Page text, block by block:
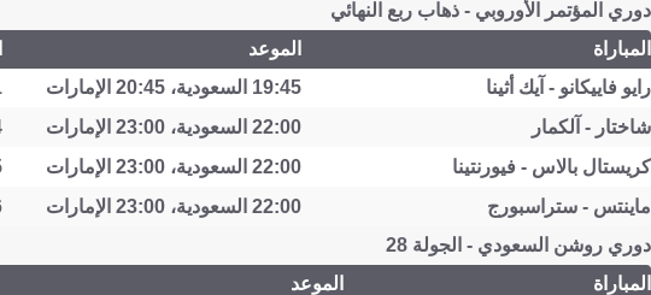
دوري المؤتمر الأوروبي - ذهاب ربع النهائي
المباراة
الموعد
رايو فاييكانو - آيك أثينا
19:45 السعودية، 20:45 الإمارات
شاختار - آلكمار
22:00 السعودية، 23:00 الإمارات
كريستال بالاس - فيورنتينا
22:00 السعودية، 23:00 الإمارات
ماينتس - ستراسبورج
22:00 السعودية، 23:00 الإمارات
دوري روشن السعودي - الجولة 28
المباراة
الموعد